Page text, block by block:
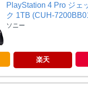
PlayStation 4 Pro ジェ
ク 1TB (CUH-
ソニー
楽天